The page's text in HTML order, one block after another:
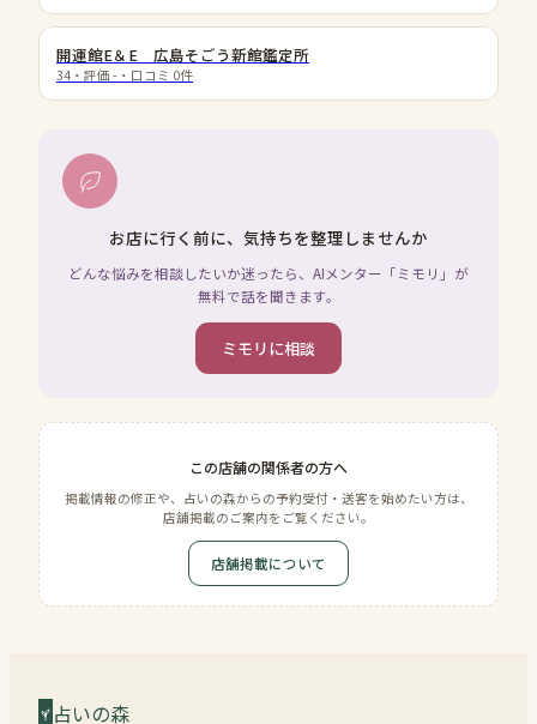
開運館E＆E 広島そごう新館鑑定所
34 ・評価 - ・口コミ 0件
お店に行く前に、気持ちを整理しませんか
どんな悩みを相談したいか迷ったら、AIメンター「ミモリ」が
無料で話を聞きます。
ミモリに相談
この店舗の関係者の方へ
掲載情報の修正や、占いの森からの予約受付・送客を始めたい方は、
店舗掲載のご案内をご覧ください。
店舗掲載について
占いの森